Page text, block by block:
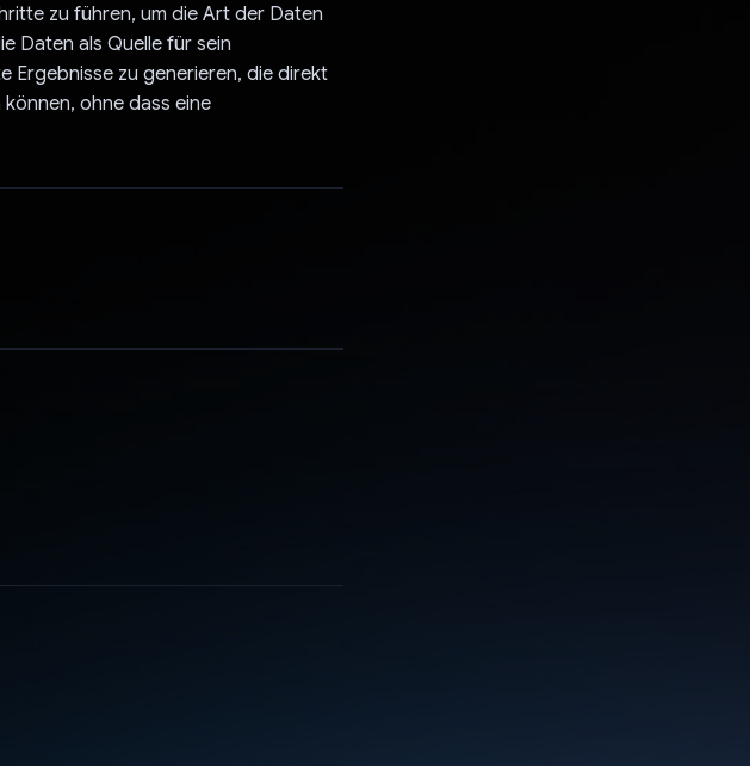
zu führen, um die Art der Daten
Daten als Quelle für sein
Ergebnisse zu generieren, die direkt
ohne dass eine